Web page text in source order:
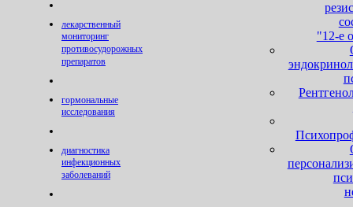
"12-е
лекарственный
мониторинг
противосудорожных
препаратов
гормональные
исследования
диагностика
инфекционных
заболеваний